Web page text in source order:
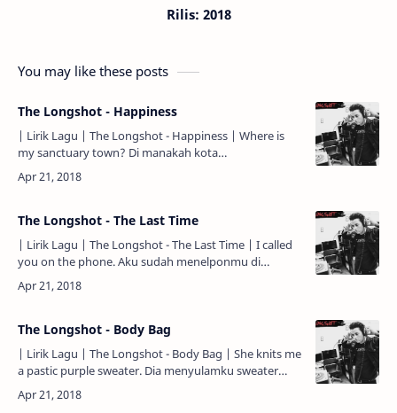
Rilis: 2018
You may like these posts
The Longshot - Happiness
| Lirik Lagu | The Longshot - Happiness | Where is
my sanctuary town? Di manakah kota
perlindunganku? My love is reaching for a higher
ground. Cintaku menjang…
The Longshot - The Last Time
| Lirik Lagu | The Longshot - The Last Time | I called
you on the phone. Aku sudah menelponmu di
telepon. But there's nobody home. Tapi tidak ada
orang di rum…
The Longshot - Body Bag
| Lirik Lagu | The Longshot - Body Bag | She knits me
a pastic purple sweater. Dia menyulamku sweater
ungu plastik. I'm staring blank into the sky, alright.
A…